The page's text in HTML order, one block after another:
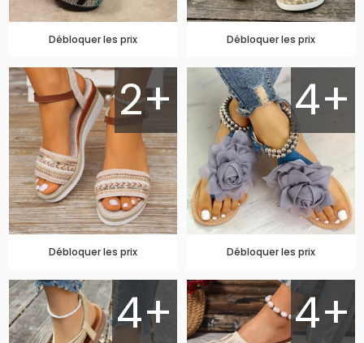
Débloquer les prix Débloquer les prix
2+
Débloquer les prix
4+
Débloquer les prix
4+ 4+